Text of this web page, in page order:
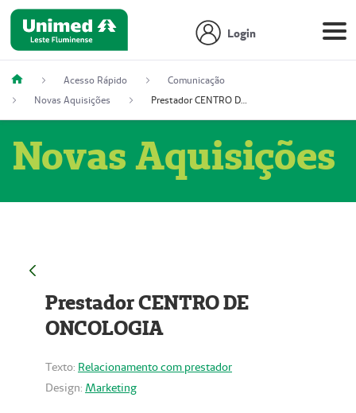
Login
Acesso Rápido
Comunicação
Novas Aquisições
Prestador CENTRO DE ONCOLOGIA
Novas Aquisições
Prestador CENTRO DE
ONCOLOGIA
Texto: Relacionamento com prestador
Design: Marketing